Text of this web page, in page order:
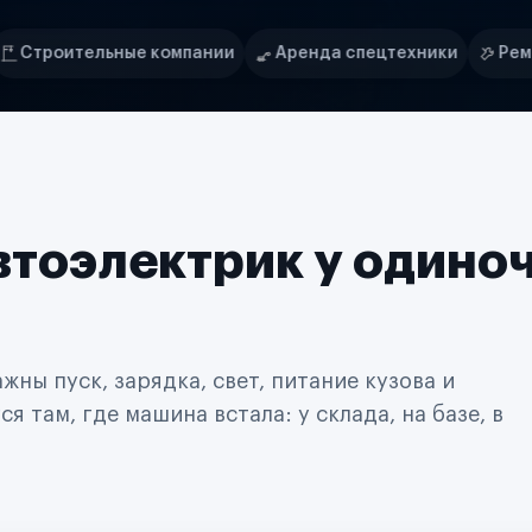
Аренда спецтехники Ремонт спецтехники
у
пуск, зарядка, свет, питание кузова и
там, где машина встала: у склада, на базе, в